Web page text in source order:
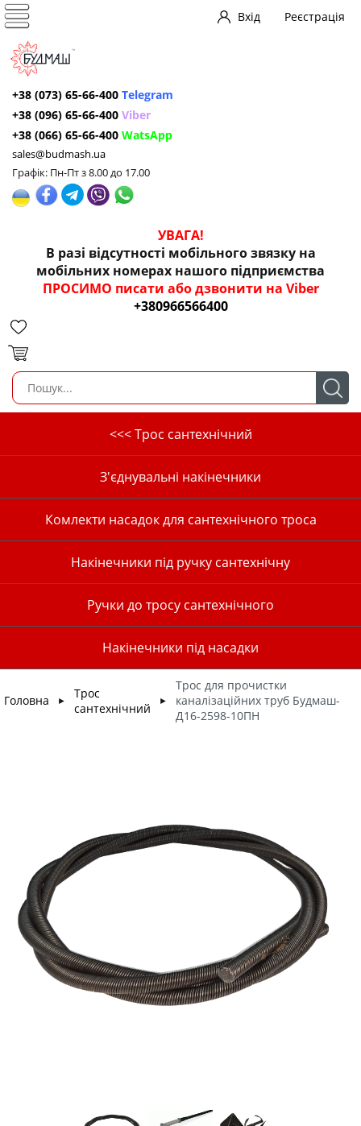
Вхід Реєстрація
+38 (073) 65-66-400 Telegram
+38 (096) 65-66-400 Viber
+38 (066) 65-66-400 WatsApp
sales@budmash.ua
Графік: Пн-Пт з 8.00 до 17.00
УВАГА!
В разі відсутності мобільного звязку на
мобільних номерах нашого підприємства
ПРОСИМО писати або дзвонити на Viber
+380966566400
<<< Трос сантехнічний
З'єднувальні накінечники
Комлекти насадок для сантехнічного троса
Накінечники під ручку сантехнічну
Ручки до тросу сантехнічного
Накінечники під насадки
Головна ►
Трос
сантехнічний
►
Трос для прочистки
каналізаційних труб Будмаш-
Д16-2598-10ПН